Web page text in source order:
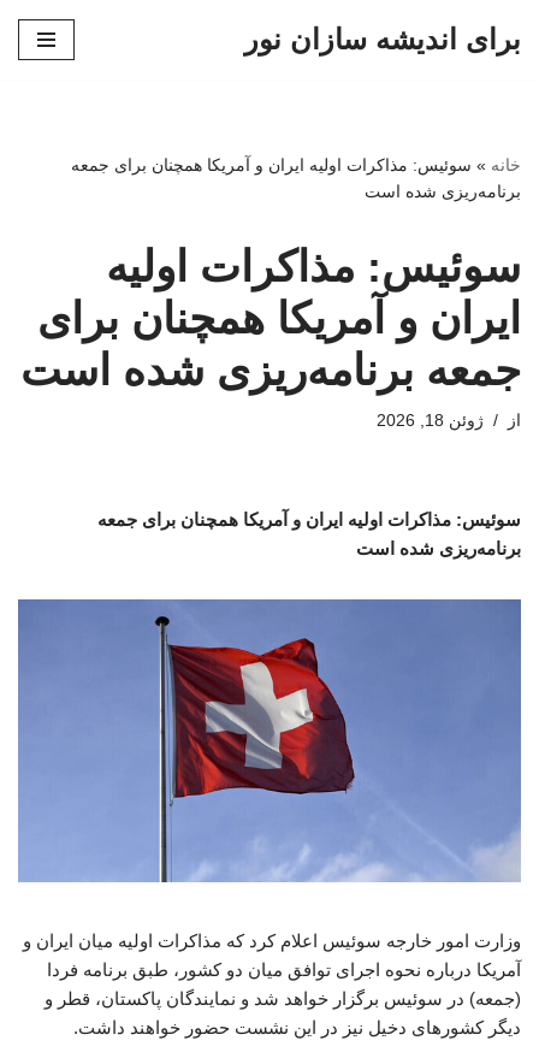
برای اندیشه سازان نور
خانه » سوئیس: مذاکرات اولیه ایران و آمریکا همچنان برای جمعه
برنامه‌ریزی شده است
سوئیس: مذاکرات اولیه
ایران و آمریکا همچنان برای
جمعه برنامه‌ریزی شده است
از ژوئن 18, 2026
سوئیس: مذاکرات اولیه ایران و آمریکا همچنان برای جمعه
برنامه‌ریزی شده است
وزارت امور خارجه سوئیس اعلام کرد که مذاکرات اولیه میان ایران و
آمریکا درباره نحوه اجرای توافق میان دو کشور، طبق برنامه فردا
(جمعه) در سوئیس برگزار خواهد شد و نمایندگان پاکستان، قطر و
دیگر کشورهای دخیل نیز در این نشست حضور خواهند داشت.